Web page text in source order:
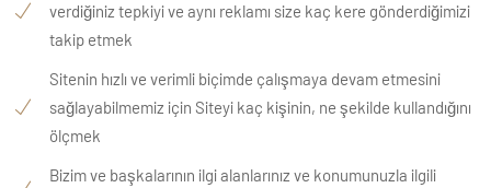
verdiğiniz tepkiyi ve aynı reklamı size kaç kere gönderdiğimizi
takip etmek
Sitenin hızlı ve verimli biçimde çalışmaya devam etmesini
sağlayabilmemiz için Siteyi kaç kişinin, ne şekilde kullandığını
ölçmek
Bizim ve başkalarının ilgi alanlarınız ve konumunuzla ilgili